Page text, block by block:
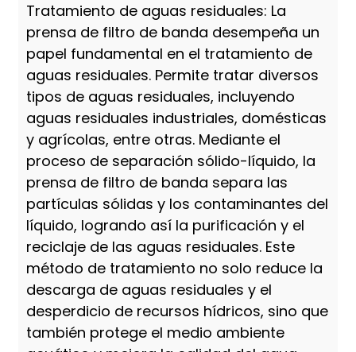
Tratamiento de aguas residuales: La
prensa de filtro de banda desempeña un
papel fundamental en el tratamiento de
aguas residuales. Permite tratar diversos
tipos de aguas residuales, incluyendo
aguas residuales industriales, domésticas
y agrícolas, entre otras. Mediante el
proceso de separación sólido-líquido, la
prensa de filtro de banda separa las
partículas sólidas y los contaminantes del
líquido, logrando así la purificación y el
reciclaje de las aguas residuales. Este
método de tratamiento no solo reduce la
descarga de aguas residuales y el
desperdicio de recursos hídricos, sino que
también protege el medio ambiente